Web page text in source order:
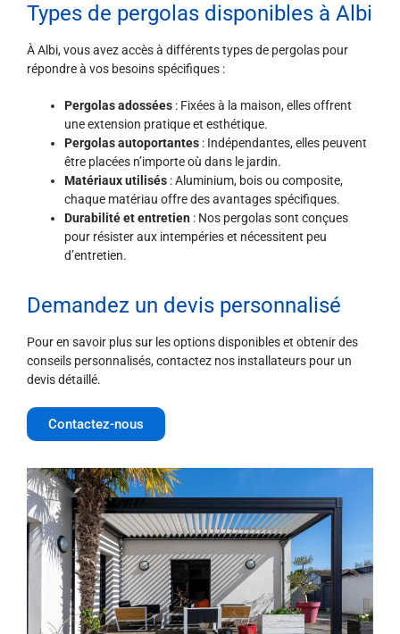
Types de pergolas disponibles à Albi
À Albi, vous avez accès à différents types de pergolas pour
répondre à vos besoins spécifiques :
Pergolas adossées : Fixées à la maison, elles offrent
une extension pratique et esthétique.
Pergolas autoportantes : Indépendantes, elles peuvent
être placées n’importe où dans le jardin.
Matériaux utilisés : Aluminium, bois ou composite,
chaque matériau offre des avantages spécifiques.
Durabilité et entretien : Nos pergolas sont conçues
pour résister aux intempéries et nécessitent peu
d’entretien.
Demandez un devis personnalisé
Pour en savoir plus sur les options disponibles et obtenir des
conseils personnalisés, contactez nos installateurs pour un
devis détaillé.
Contactez-nous